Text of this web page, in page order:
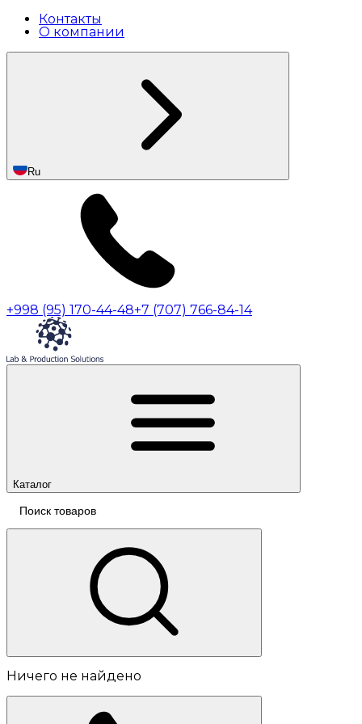
Контакты
О компании
Ru
+998 (95) 170-44-48+7 (707) 766-84-14
Каталог
Ничего не найдено